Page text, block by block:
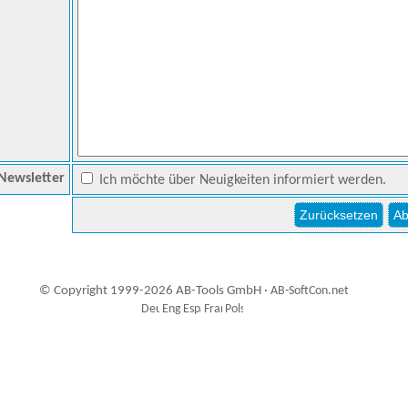
Newsletter Ich möchte über Neuigkeiten informiert werden.
© Copyright 1999-2026 AB-Tools GmbH · AB-SoftCon.net